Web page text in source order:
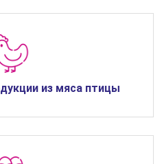
из мяса птицы